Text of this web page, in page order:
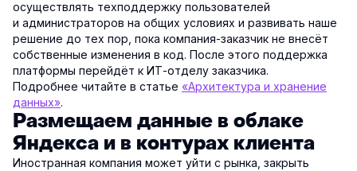
осуществлять техподдержку пользователей
и администраторов на общих условиях и развивать наше
решение до тех пор, пока компания-заказчик не внесёт
собственные изменения в код. После этого поддержка
платформы перейдёт к ИТ-отделу заказчика.
Подробнее читайте в статье «Архитектура и хранение
данных».
Размещаем данные в облаке
Яндекса и в контурах клиента
Иностранная компания может уйти с рынка, закрыть